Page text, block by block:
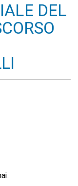
DEL